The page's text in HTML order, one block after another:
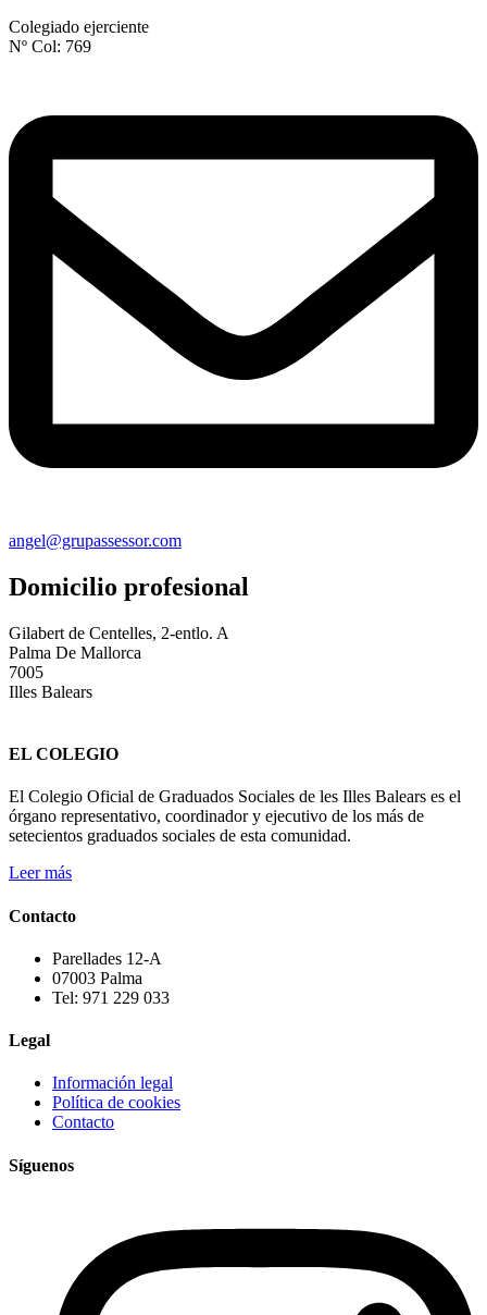
Colegiado ejerciente
Nº Col: 769
angel@grupassessor.com
Domicilio profesional
Gilabert de Centelles, 2-entlo. A
Palma De Mallorca
7005
Illes Balears
EL COLEGIO
El Colegio Oficial de Graduados Sociales de les Illes Balears es el
órgano representativo, coordinador y ejecutivo de los más de
setecientos graduados sociales de esta comunidad.
Leer más
Contacto
Parellades 12-A
07003 Palma
Tel: 971 229 033
Legal
Información legal
Política de cookies
Contacto
Síguenos